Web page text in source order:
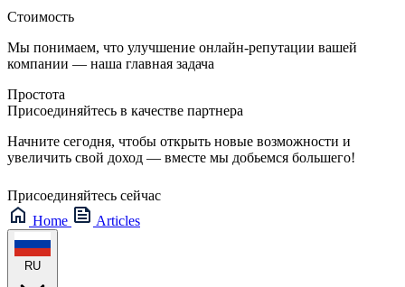
Стоимость
Мы понимаем, что улучшение онлайн-репутации вашей
компании — наша главная задача
Простота
Присоединяйтесь в качестве партнера
Начните сегодня, чтобы открыть новые возможности и
увеличить свой доход — вместе мы добьемся большего!
Присоединяйтесь сейчас
Home
Articles
RU